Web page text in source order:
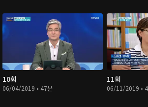
10회
06/04/2019 • 47분
11회
06/11/2019 •